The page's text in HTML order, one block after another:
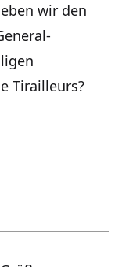
wir den
Tirailleurs?